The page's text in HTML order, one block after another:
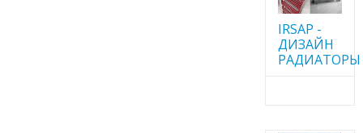
IRSAP -
ДИЗАЙН
РАДИАТОРЫ